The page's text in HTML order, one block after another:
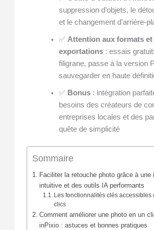
suppression d’objets, le
et le changement d’arrière-
✅ Attention aux formats et
exportations: essais
filigrane, passe à la version
sauvegarder en haute
✅ Bonus: intégration
besoins des créateurs de
entreprises locales et des
quête de simplicité
Sommaire
Faciliter la retouche photo grâce à une
intuitive et des outils IA performants
Les fonctionnalités clés accessibles
clics
Comment améliorer une photo en un
inPixio : astuces et bonnes pratiques